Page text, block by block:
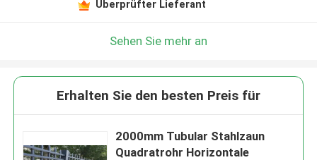
Überprüfter Lieferant
Sehen Sie mehr an
Erhalten Sie den besten Preis für
2000mm Tubular Stahlzaun
Quadratrohr Horizontale